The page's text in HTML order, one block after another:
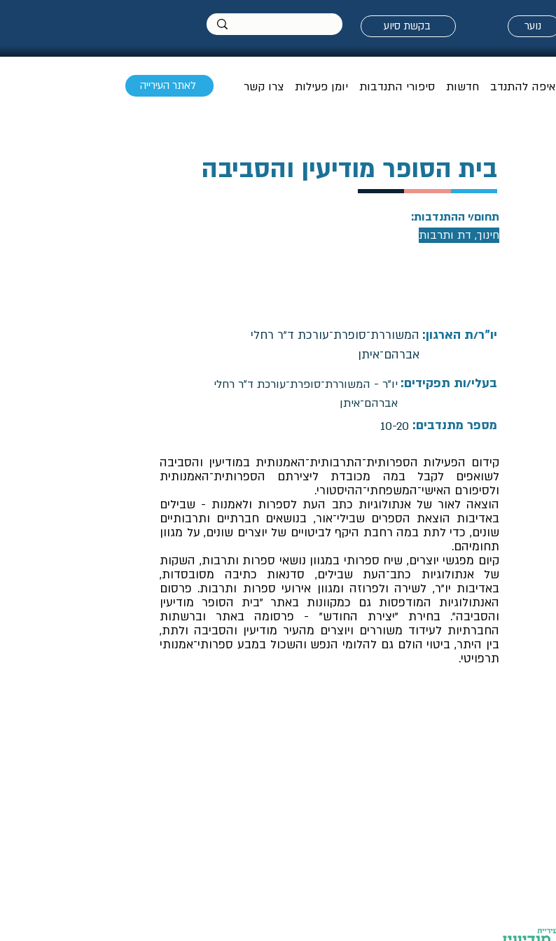
בקשת סיוע נוער
לאתר העירייה איפה להתנדב חדשות סיפורי התנדבות יומן פעילות צרו קשר
בית הסופר מודיעין והסביבה
תחום/י ההתנדבות:
חינוך, דת ותרבות
המשוררת־סופרת־עורכת ד"ר רחלי
אברהם־איתן
יו"ר/ת הארגון:
יו"ר - המשוררת־סופרת־עורכת ד"ר רחלי
אברהם־איתן
בעלי/ות תפקידים:
10-20 מספר מתנדבים:
קידום הפעילות הספרותית־התרבותית־האמנותית במודיעין והסביבה
לשואפים לקבל במה מכובדת ליצירתם הספרותית־האמנותית
ולסיפורם האישי־המשפחתי־ההיסטורי.
הוצאה לאור של אנתולוגיות כתב העת לספרות ולאמנות - שבילים
באדיבות הוצאת הספרים שבילי־אור, בנושאים חברתיים ותרבותיים
שונים, כדי לתת במה רחבת היקף לביטויים של יוצרים שונים, על מגוון
תחומיהם.
קיום מפגשי יוצרים, שיח ספרותי במגוון נושאי ספרות ותרבות, השקות
של אנתולוגיות כתב־העת שבילים, סדנאות כתיבה מסובסדות,
באדיבות יו"ר, לשירה ולפרוזה ומגוון אירועי ספרות ותרבות. פרסום
האנתולוגיות המודפסות גם כמקוונות באתר "בית הסופר מודיעין
והסביבה". בחירת "יצירת החודש" - פרסומה באתר וברשתות
החברתיות לעידוד משוררים ויוצרים מהעיר מודיעין והסביבה ולתת,
בין היתר, ביטוי הולם גם להלומי הנפש והשכול במבע ספרותי־אמנותי
תרפויטי.